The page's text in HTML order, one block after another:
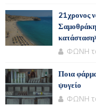
21χρονος
ΦΩΝΗ
Ποια
ψυγείο
ΦΩΝΗ